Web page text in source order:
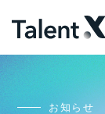
お知らせ